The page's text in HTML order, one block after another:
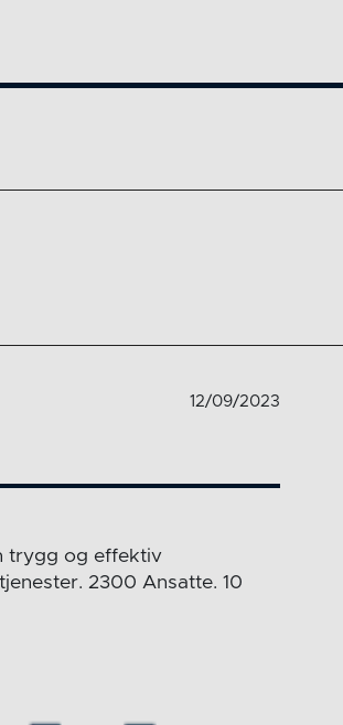
12/09/2023
trygg og effektiv
2300 Ansatte. 10